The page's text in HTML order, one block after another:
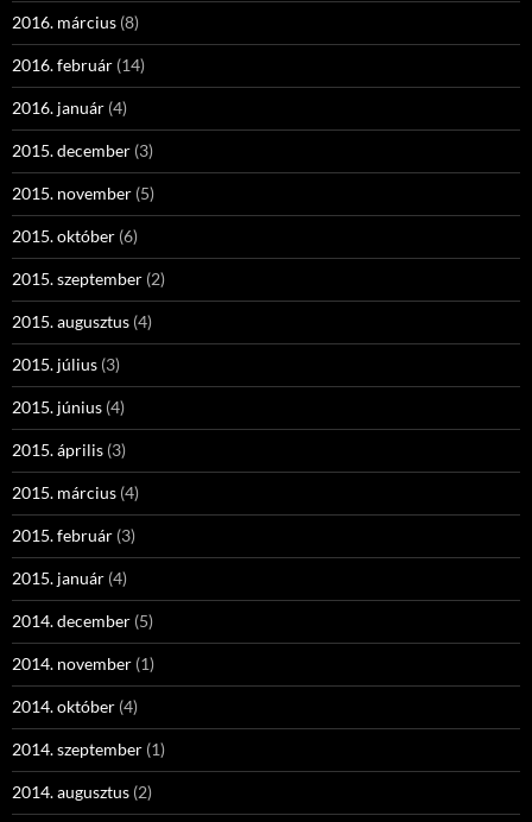
2016. március (8)
2016. február (14)
2016. január (4)
2015. december (3)
2015. november (5)
2015. október (6)
2015. szeptember (2)
2015. augusztus (4)
2015. július (3)
2015. június (4)
2015. április (3)
2015. március (4)
2015. február (3)
2015. január (4)
2014. december (5)
2014. november (1)
2014. október (4)
2014. szeptember (1)
2014. augusztus (2)